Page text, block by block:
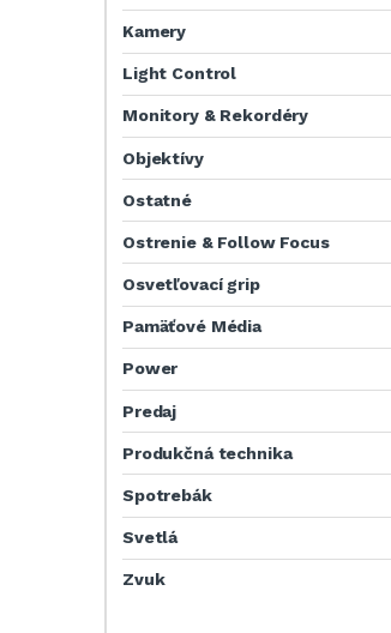
Kamery
Light Control
Monitory & Rekordéry
Objektívy
Ostatné
Ostrenie & Follow Focus
Osvetľovací grip
Pamäťové Média
Power
Predaj
Produkčná technika
Spotrebák
Svetlá
Zvuk